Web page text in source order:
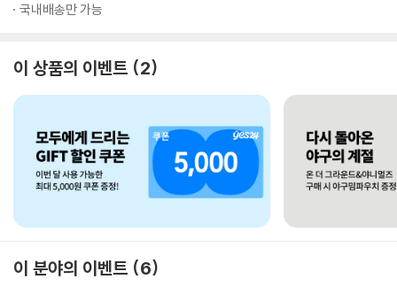
국내배송만 가능
이 상품의 이벤트 2
이 분야의 이벤트 6